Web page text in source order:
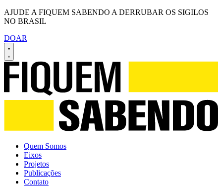
AJUDE A FIQUEM SABENDO A DERRUBAR OS SIGILOS
NO BRASIL
DOAR
Quem Somos
Eixos
Projetos
Publicações
Contato